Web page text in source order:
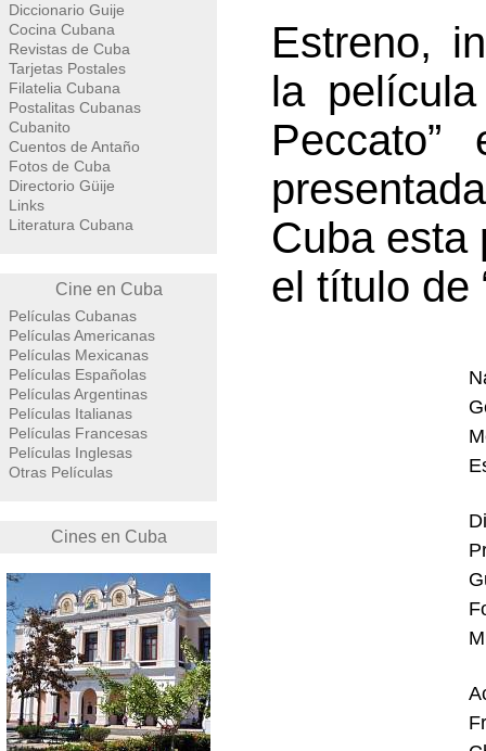
Diccionario Guije
Cocina Cubana
Revistas de Cuba
Tarjetas Postales
Filatelia Cubana
Postalitas Cubanas
Cubanito
Cuentos de Antaño
Fotos de Cuba
Directorio Güije
Links
Literatura Cubana
Cine en Cuba
Películas Cubanas
Películas Americanas
Películas Mexicanas
Películas Españolas
Películas Argentinas
Películas Italianas
Películas Francesas
Películas Inglesas
Otras Películas
Cines en Cuba
Estreno,
la
Cuba esta
el título de